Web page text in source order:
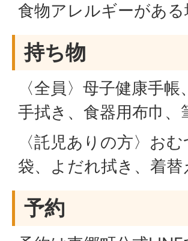
食物アレルギーがあ
持ち物
〈全員〉母子健康手
手拭き、食器用布巾、
〈託児ありの方〉お
袋、よだれ拭き、着
予約